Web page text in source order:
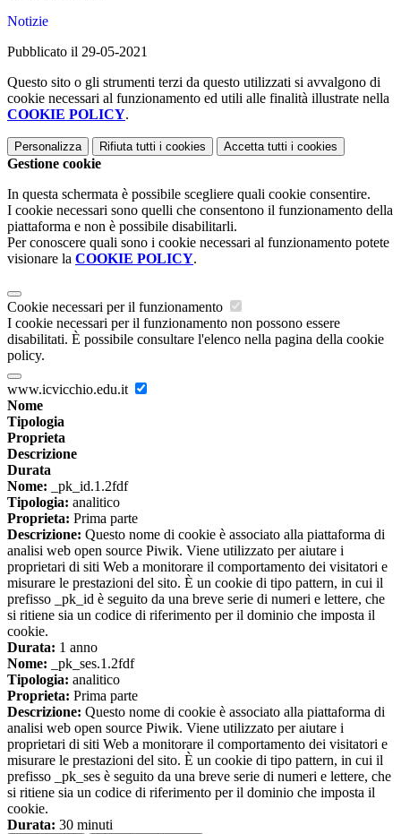
Notizie
Pubblicato il 29-05-2021
Questo sito o gli strumenti terzi da questo utilizzati si avvalgono di
cookie necessari al funzionamento ed utili alle finalità illustrate nella
COOKIE POLICY.
Personalizza Rifiuta tutti i cookies Accetta tutti i cookies
Gestione cookie
In questa schermata è possibile scegliere quali cookie consentire.
I cookie necessari sono quelli che consentono il funzionamento della
piattaforma e non è possibile disabilitarli.
Per conoscere quali sono i cookie necessari al funzionamento potete
visionare la COOKIE POLICY.
Cookie necessari per il funzionamento
I cookie necessari per il funzionamento non possono essere
disabilitati. È possibile consultare l'elenco nella pagina della cookie
policy.
www.icvicchio.edu.it
Nome
Tipologia
Proprieta
Descrizione
Durata
Nome: _pk_id.1.2fdf
Tipologia: analitico
Proprieta: Prima parte
Descrizione: Questo nome di cookie è associato alla piattaforma di
analisi web open source Piwik. Viene utilizzato per aiutare i
proprietari di siti Web a monitorare il comportamento dei visitatori e
misurare le prestazioni del sito. È un cookie di tipo pattern, in cui il
prefisso _pk_id è seguito da una breve serie di numeri e lettere, che
si ritiene sia un codice di riferimento per il dominio che imposta il
cookie.
Durata: 1 anno
Nome: _pk_ses.1.2fdf
Tipologia: analitico
Proprieta: Prima parte
Descrizione: Questo nome di cookie è associato alla piattaforma di
analisi web open source Piwik. Viene utilizzato per aiutare i
proprietari di siti Web a monitorare il comportamento dei visitatori e
misurare le prestazioni del sito. È un cookie di tipo pattern, in cui il
prefisso _pk_ses è seguito da una breve serie di numeri e lettere, che
si ritiene sia un codice di riferimento per il dominio che imposta il
cookie.
Durata: 30 minuti